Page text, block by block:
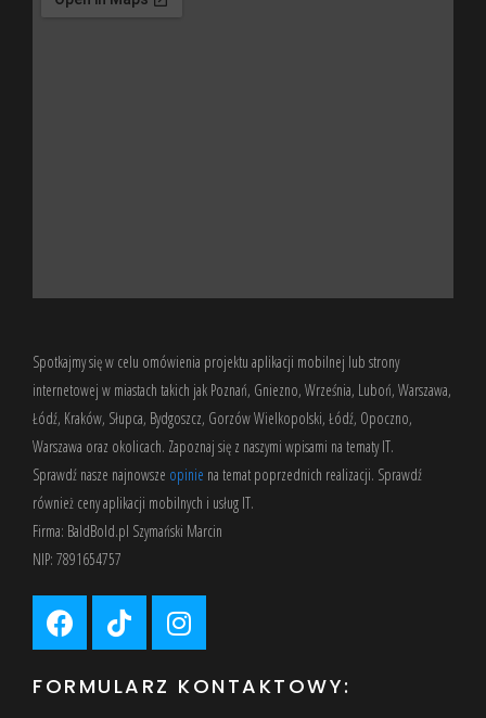
Spotkajmy się w celu omówienia projektu aplikacji mobilnej lub strony
internetowej w miastach takich jak Poznań, Gniezno, Września, Luboń, Warszawa,
Łódź, Kraków, Słupca, Bydgoszcz, Gorzów Wielkopolski, Łódź, Opoczno,
Warszawa oraz okolicach. Zapoznaj się z naszymi wpisami na tematy IT.
Sprawdź nasze najnowsze opinie na temat poprzednich realizacji. Sprawdź
również ceny aplikacji mobilnych i usług IT.
Firma: BaldBold.pl Szymański Marcin
NIP: 7891654757
FORMULARZ KONTAKTOWY: